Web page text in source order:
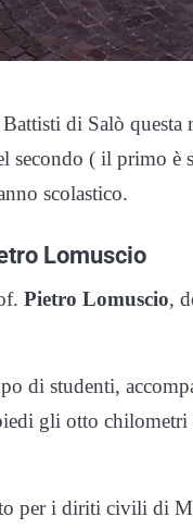
di Salò questa
secondo ( il primo è
scolastico.
Lomuscio
Pietro Lomuscio,
di studenti,
gli otto
per i diriti civili di